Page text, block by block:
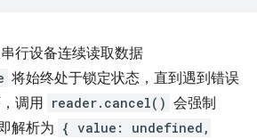
行设备连续读取数据
将始终处于锁定状态，直到遇到错误
调用 reader.cancel() 会强制
解析为 { value: undefined,